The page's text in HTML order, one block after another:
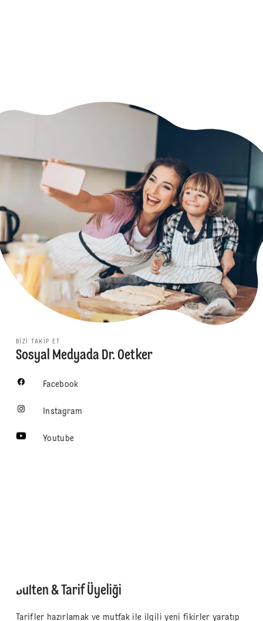
BIZI TAKIP ET
Sosyal Medyada Dr. Oetker
Facebook
Instagram
Youtube
Bülten & Tarif Üyeliği
Tarifler hazırlamak ve mutfak ile ilgili yeni fikirler yaratıp